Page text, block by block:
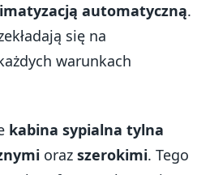
automatyczną.
się na
warunkach
kabina sypialna tylna
oraz szerokimi. Tego